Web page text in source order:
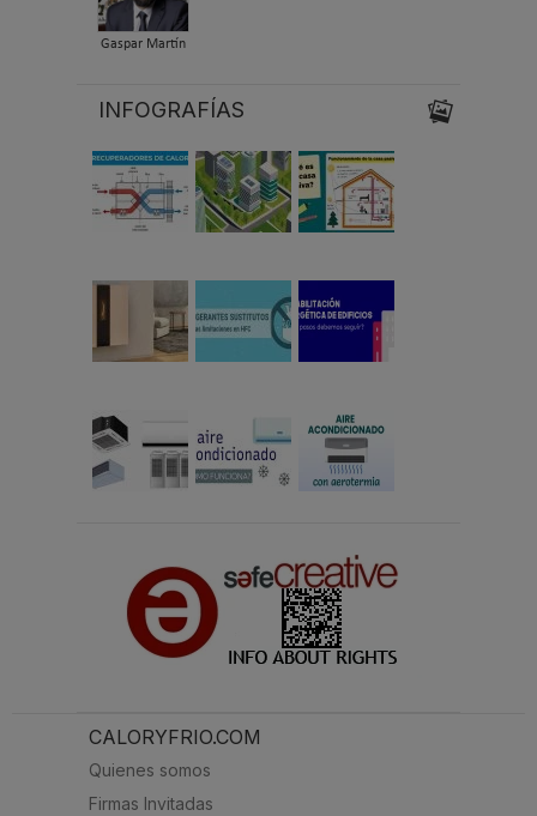
Gaspar Martín
INFOGRAFÍAS
CALORYFRIO.COM
Quienes somos
Firmas Invitadas